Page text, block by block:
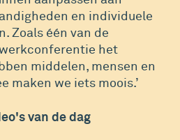
en individuele
Zoals één van de
het
middelen, mensen en
maken we iets moois.’
van de dag